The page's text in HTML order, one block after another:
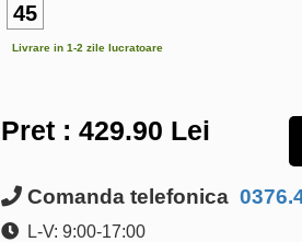
45
Livrare in 1-2 zile lucratoare
Pret : 429.90 Lei
Comanda telefonica
L-V: 9:00-17:00